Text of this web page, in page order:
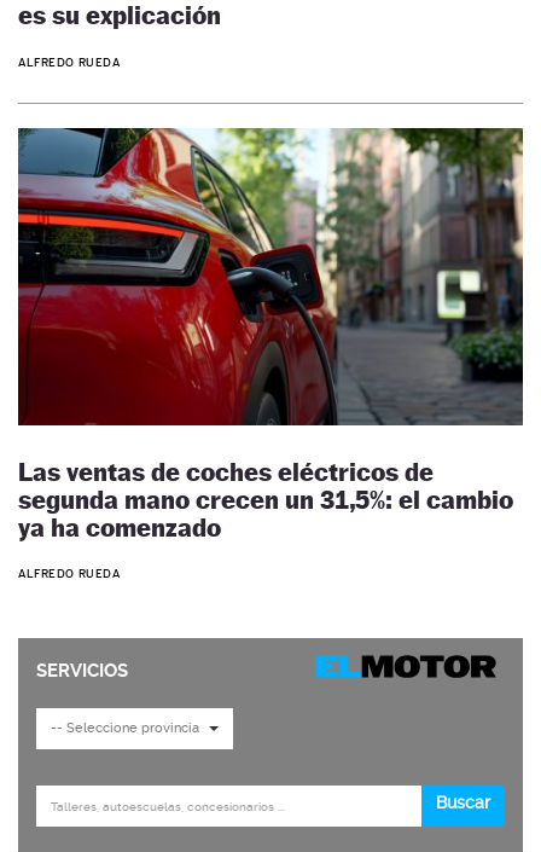
es su explicación
ALFREDO RUEDA
Las ventas de coches eléctricos de
segunda mano crecen un 31,5%: el cambio
ya ha comenzado
ALFREDO RUEDA